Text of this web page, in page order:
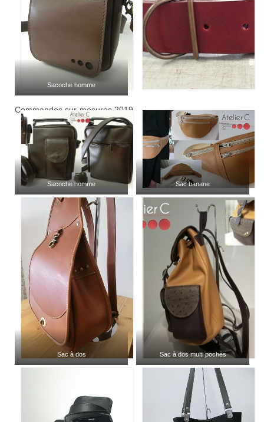
Sacoche homme
Commandes sur-mesures 2019
Sacoche homme Sac banane
Sac à dos Sac à dos multi poches